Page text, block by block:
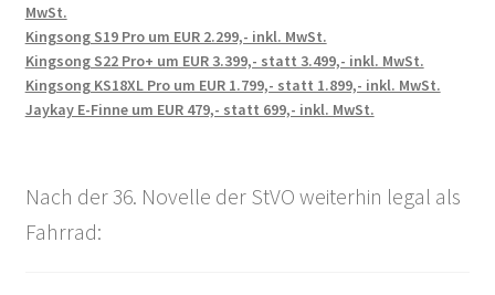
MwSt.
Kingsong S19 Pro um EUR 2.299,- inkl. MwSt.
Kingsong S22 Pro+ um EUR 3.399,- statt 3.499,- inkl. MwSt.
Kingsong KS18XL Pro um EUR 1.799,- statt 1.899,- inkl. MwSt.
Jaykay E-Finne um EUR 479,- statt 699,- inkl. MwSt.
Nach der 36. Novelle der StVO weiterhin legal als
Fahrrad: